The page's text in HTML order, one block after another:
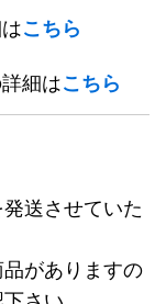
こちら
細はこちら
送させていた
がありますの